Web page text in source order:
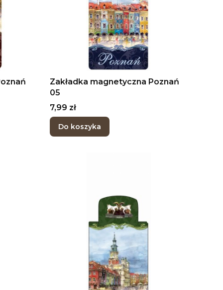
Zakładka magnetyczna Poznań
05
Cena
7,99 zł
Do koszyka